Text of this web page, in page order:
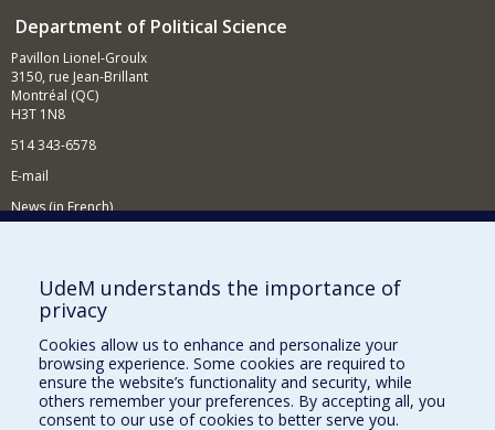
Department of Political Science
Pavillon Lionel-Groulx
3150, rue Jean-Brillant
Montréal (QC)
H3T 1N8
514 343-6578
E-mail
News (in French)
Supporting the Department
NEED HELP?
Sitemap
Report a problem
Accessibility
UdeM understands the importance of
privacy
Cookies allow us to enhance and personalize your
browsing experience. Some cookies are required to
ensure the website’s functionality and security, while
others remember your preferences. By accepting all, you
consent to our use of cookies to better serve you.